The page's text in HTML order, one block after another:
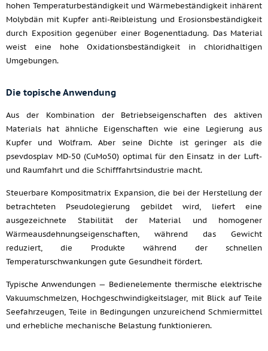
hohen Temperaturbeständigkeit und Wärmebeständigkeit inhärent
Molybdän mit Kupfer anti-Reibleistung und Erosionsbeständigkeit
durch Exposition gegenüber einer Bogenentladung. Das Material
weist eine hohe Oxidationsbeständigkeit in chloridhaltigen
Umgebungen.
Die topische Anwendung
Aus der Kombination der Betriebseigenschaften des aktiven
Materials hat ähnliche Eigenschaften wie eine Legierung aus
Kupfer und Wolfram. Aber seine Dichte ist geringer als die
psevdosplav MD-50 (CuMo50) optimal für den Einsatz in der Luft-
und Raumfahrt und die Schifffahrtsindustrie macht.
Steuerbare Kompositmatrix Expansion, die bei der Herstellung der
betrachteten Pseudolegierung gebildet wird, liefert eine
ausgezeichnete Stabilität der Material und homogener
Wärmeausdehnungseigenschaften, während das Gewicht
reduziert, die Produkte während der schnellen
Temperaturschwankungen gute Gesundheit fördert.
Typische Anwendungen — Bedienelemente thermische elektrische
Vakuumschmelzen, Hochgeschwindigkeitslager, mit Blick auf Teile
Seefahrzeugen, Teile in Bedingungen unzureichend Schmiermittel
und erhebliche mechanische Belastung funktionieren.